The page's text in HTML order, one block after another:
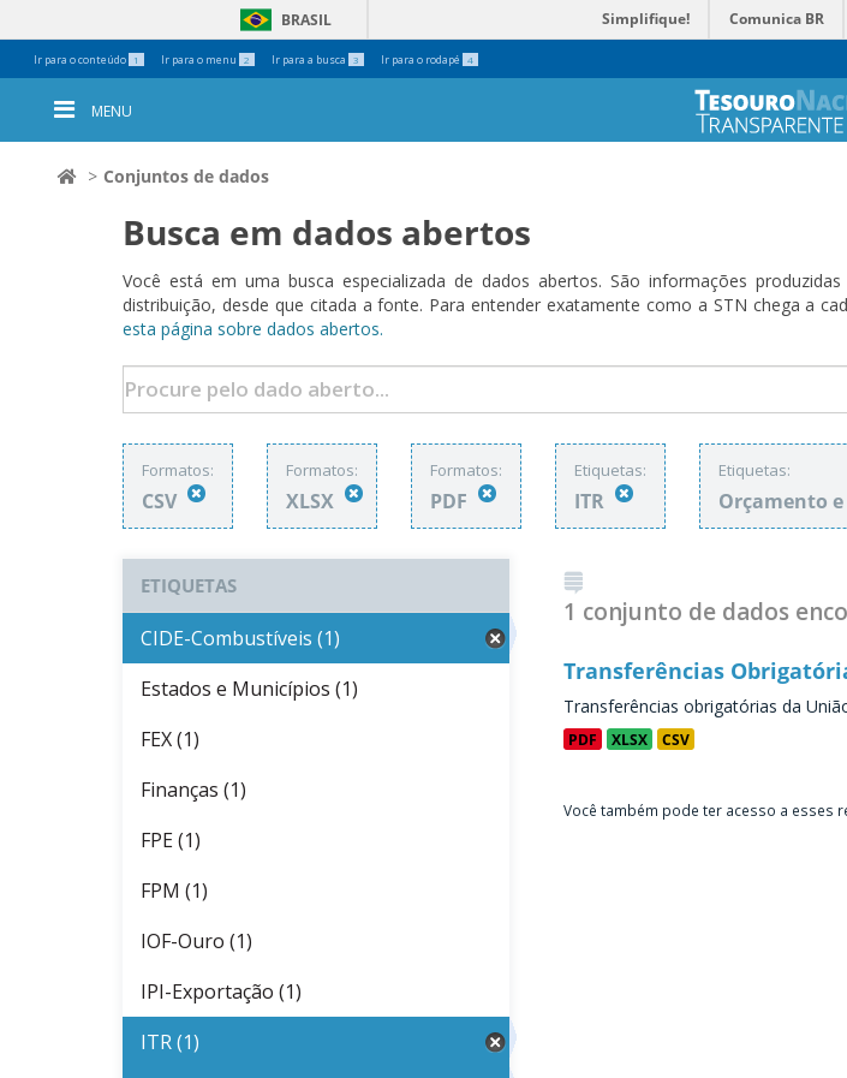
Ir para o conteúdo 1 Ir para o menu 2 Ir para a busca 3 Ir para o rodapé 4
BRASIL Simplifique! Comunica BR
Ferramentas
Pessoais
MENU
Conjuntos de dados
Busca em dados abertos
Você está em uma busca especializada de dados abertos. São informações
distribuição, desde que citada a fonte. Para entender exatamente como a STN chega a
esta página sobre dados abertos.
Formatos:
CSV
Formatos:
XLSX
Formatos:
PDF
Etiquetas:
ITR
Etiquetas:
Orçamento
1 conjunto de dados
Transferências
Transferências obrigatórias da
PDF XLSX CSV
Você também pode ter acesso a esses
ETIQUETAS
CIDE-Combustíveis (1)
Estados e Municípios (1)
FEX (1)
Finanças (1)
FPE (1)
FPM (1)
IOF-Ouro (1)
IPI-Exportação (1)
ITR (1)